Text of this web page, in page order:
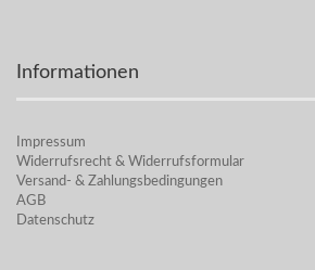
Informationen
Impressum
Widerrufsrecht & Widerrufsformular
Versand- & Zahlungsbedingungen
AGB
Datenschutz